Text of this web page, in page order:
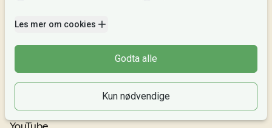
Følg oss
TikTok
LinkedIn